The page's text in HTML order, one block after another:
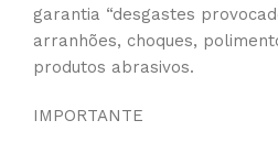
garantia “desgastes
arranhões, choques,
produtos abrasivos.
IMPORTANTE